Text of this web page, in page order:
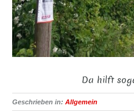
Da hilft
Geschrieben in: Allgemein